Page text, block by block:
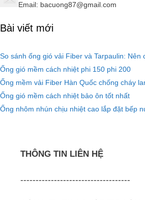
Email: bacuong87@gmail.com
Bài viết mới
So sánh ống gió vải Fiber và Tarpaulin: Nên
Ống gió mềm cách nhiệt phi 150 phi 200
Ống mềm vải Fiber Hàn Quốc chống cháy
Ống gió mềm cách nhiệt bảo ôn tốt nhất
Ống nhôm nhún chịu nhiệt cao lắp đặt bếp
THÔNG TIN LIÊN HỆ
------------------------------------